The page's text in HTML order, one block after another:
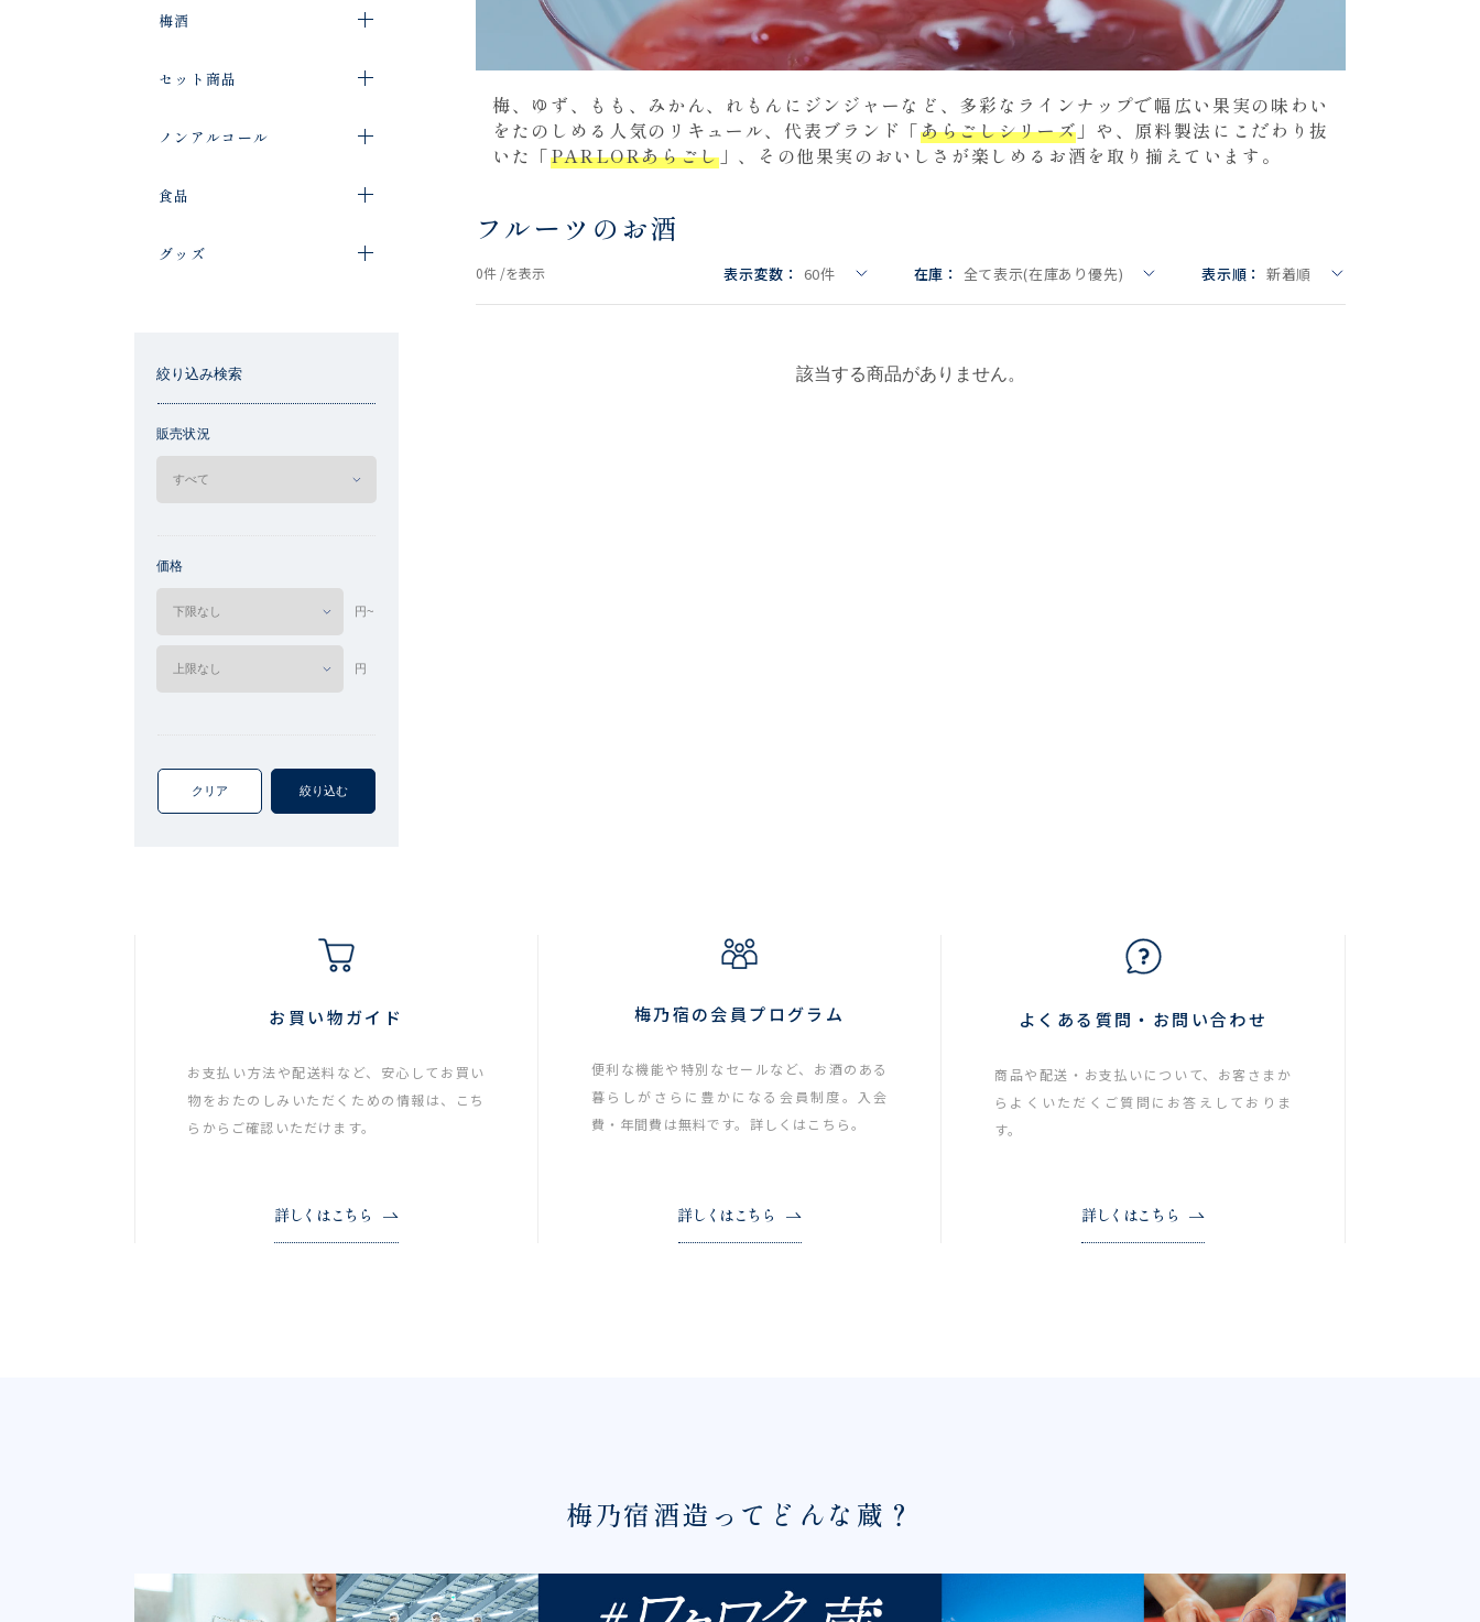
梅酒
セット商品
ノンアルコール
食品
グッズ
絞り込み検索
販売状況
価格
円~
円
クリア 絞り込む
梅、ゆず、もも、みかん、れもんにジンジャーなど、多彩なラインナップで幅広い果実の味わい
をたのしめる人気のリキュール、代表ブランド「あらごしシリーズ 」や、原料製法にこだわり抜
いた「PARLORあらごし」、その他果実のおいしさが楽しめるお酒を取り揃えています。
フルーツのお酒
0件 /を表示 表示変数： 60件 在庫： 全て表示(在庫あり優先) 表示順： 新着順
該当する商品がありません。
お買い物ガイド
お支払い方法や配送料など、安心してお買い
物をおたのしみいただくための情報は、こち
らからご確認いただけます。
詳しくはこちら
梅乃宿の会員プログラム
便利な機能や特別なセールなど、お酒のある
暮らしがさらに豊かになる会員制度。入会
費・年間費は無料です。詳しくはこちら。
詳しくはこちら
よくある質問・お問い合わせ
商品や配送・お支払いについて、お客さまか
らよくいただくご質問にお答えしておりま
す。
詳しくはこちら
梅乃宿酒造ってどんな蔵？